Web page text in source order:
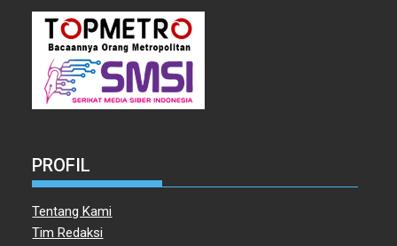
PROFIL
Tentang Kami
Tim Redaksi